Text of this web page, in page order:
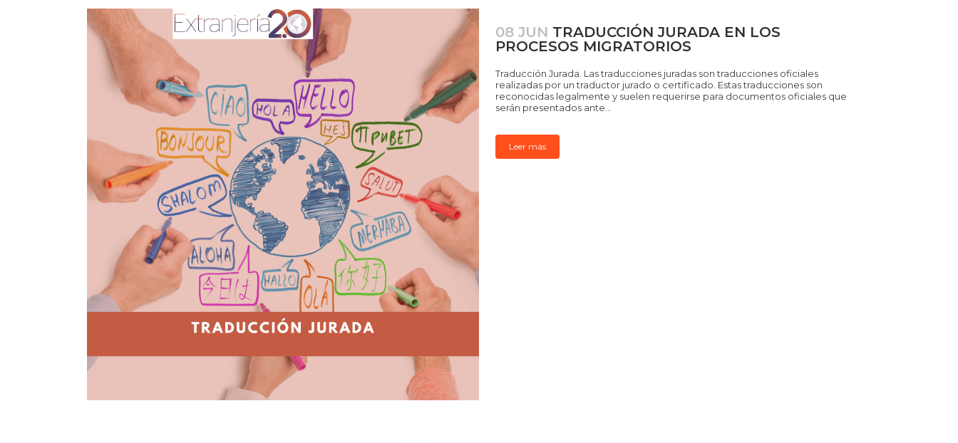
08 JUN TRADUCCIÓN JURADA EN LOS
PROCESOS MIGRATORIOS
Traducción Jurada. Las traducciones juradas son traducciones oficiales
realizadas por un traductor jurado o certificado. Estas traducciones son
reconocidas legalmente y suelen requerirse para documentos oficiales que
serán presentados ante...
Leer más